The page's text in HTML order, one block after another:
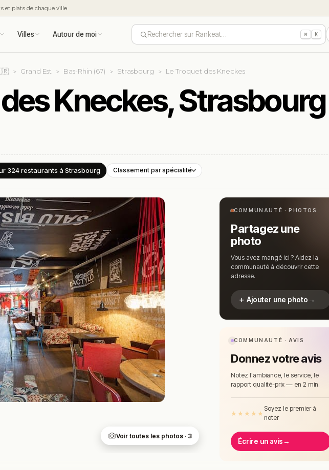
et plats de chaque ville
Villes Autour de moi Rechercher sur Rankeat… ⌘ K
Grand Est Bas-Rhin (67) Strasbourg Le Troquet des Kneckes
Kneckes, Strasbourg
324restaurants à Strasbourg Classement par spécialité
Voir toutes les photos · 3
COMMUNAUTÉ · PHOTOS
Partagez une
photo
Vous avez mangé ici ? Aidez la
communauté à découvrir cette
adresse.
＋ Ajouter une photo→
COMMUNAUTÉ · AVIS
Donnez votre avis
Notez l'ambiance, le service, le
rapport qualité-prix — en 2 min.
★ ★ ★ ★ ★
Soyez le premier à
noter
Écrire un avis→